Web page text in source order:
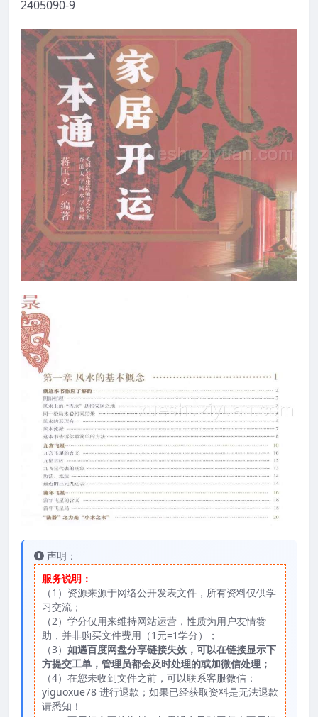
2405090-9
声明：
服务说明：
（1）资源来源于网络公开发表文件，所有资料仅供学
习交流；
（2）学分仅用来维持网站运营，性质为用户友情赞
助，并非购买文件费用（1元=1学分）；
（3） 如遇百度网盘分享链接失效，可以在链接显示下
方提交工单，管理员都会及时处理的或加微信处理；
（4）在您未收到文件之前，可以联系客服微信：
yiguoxue78 进行退款；如果已经获取资料是无法退款
请悉知！